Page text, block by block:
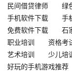
民间借贷律师
绿
手机软件下载
手
免费软件下载
石
职业培训
资格考
艺术培训
少儿培
好玩的手机游戏推荐